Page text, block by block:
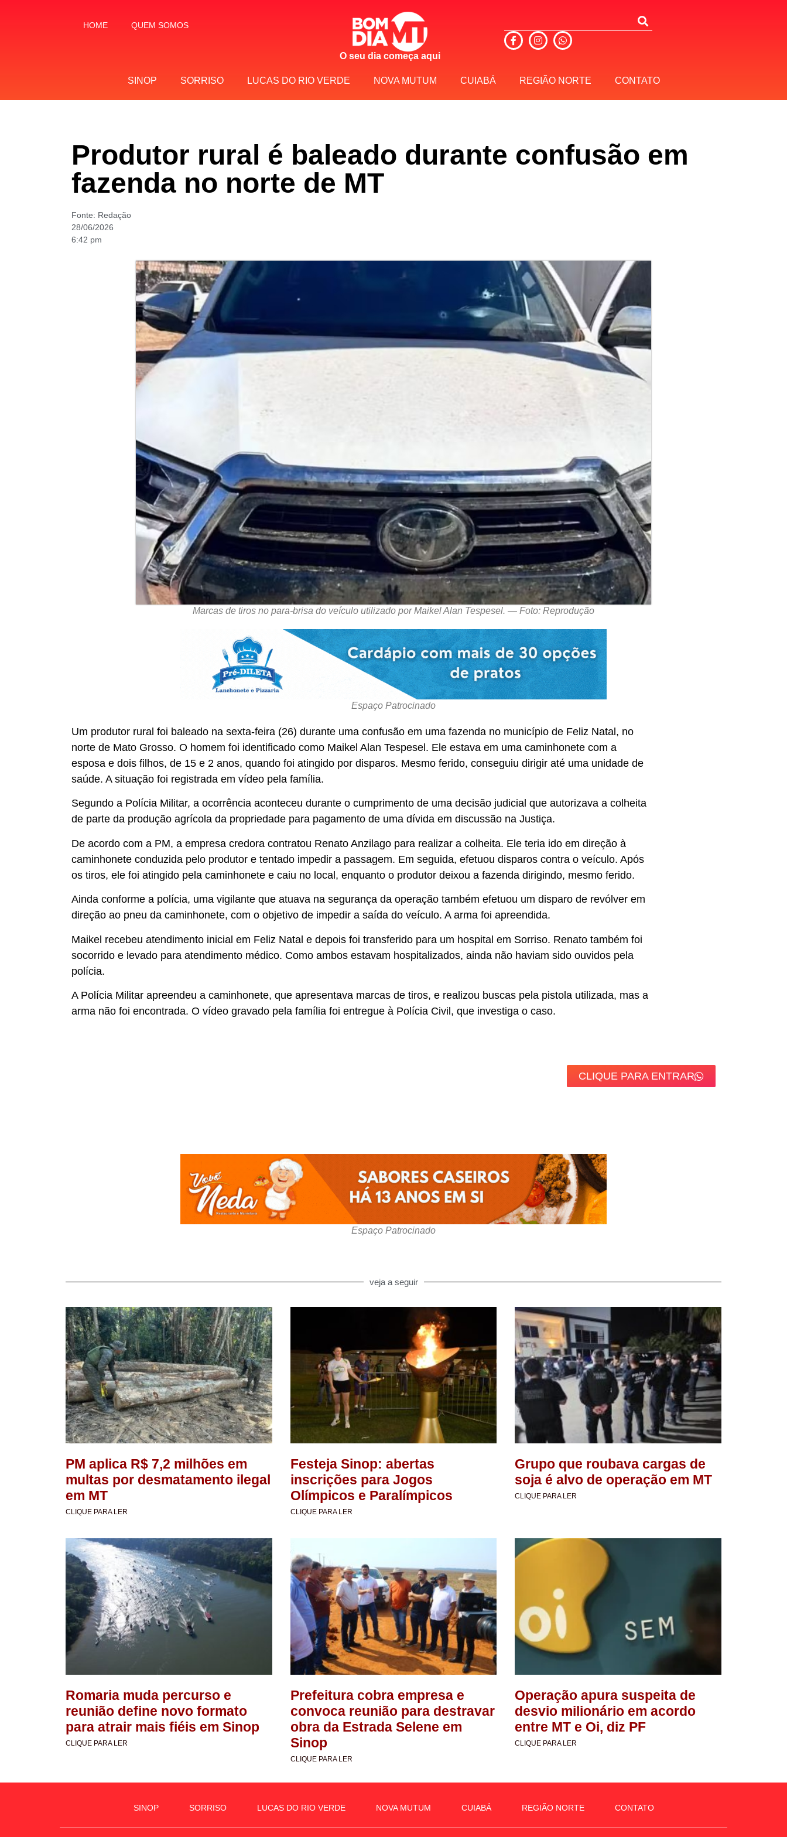
HOME QUEM SOMOS
O seu dia começa aqui
SINOP SORRISO LUCAS DO RIO VERDE NOVA MUTUM CUIABÁ REGIÃO NORTE CONTATO
Produtor rural é baleado durante confusão em
fazenda no norte de MT
Fonte: Redação
28/06/2026
6:42 pm
Marcas de tiros no para-brisa do veículo utilizado por Maikel Alan Tespesel. — Foto: Reprodução
Espaço Patrocinado
Um produtor rural foi baleado na sexta-feira (26) durante uma confusão em uma fazenda no município de Feliz Natal, no
norte de Mato Grosso. O homem foi identificado como Maikel Alan Tespesel. Ele estava em uma caminhonete com a
esposa e dois filhos, de 15 e 2 anos, quando foi atingido por disparos. Mesmo ferido, conseguiu dirigir até uma unidade de
saúde. A situação foi registrada em vídeo pela família.
Segundo a Polícia Militar, a ocorrência aconteceu durante o cumprimento de uma decisão judicial que autorizava a colheita
de parte da produção agrícola da propriedade para pagamento de uma dívida em discussão na Justiça.
De acordo com a PM, a empresa credora contratou Renato Anzilago para realizar a colheita. Ele teria ido em direção à
caminhonete conduzida pelo produtor e tentado impedir a passagem. Em seguida, efetuou disparos contra o veículo. Após
os tiros, ele foi atingido pela caminhonete e caiu no local, enquanto o produtor deixou a fazenda dirigindo, mesmo ferido.
Ainda conforme a polícia, uma vigilante que atuava na segurança da operação também efetuou um disparo de revólver em
direção ao pneu da caminhonete, com o objetivo de impedir a saída do veículo. A arma foi apreendida.
Maikel recebeu atendimento inicial em Feliz Natal e depois foi transferido para um hospital em Sorriso. Renato também foi
socorrido e levado para atendimento médico. Como ambos estavam hospitalizados, ainda não haviam sido ouvidos pela
polícia.
A Polícia Militar apreendeu a caminhonete, que apresentava marcas de tiros, e realizou buscas pela pistola utilizada, mas a
arma não foi encontrada. O vídeo gravado pela família foi entregue à Polícia Civil, que investiga o caso.
CLIQUE PARA ENTRAR
Espaço Patrocinado
veja a seguir
PM aplica R$ 7,2 milhões em
multas por desmatamento ilegal
em MT
CLIQUE PARA LER
Festeja Sinop: abertas
inscrições para Jogos
Olímpicos e Paralímpicos
CLIQUE PARA LER
Grupo que roubava cargas de
soja é alvo de operação em MT
CLIQUE PARA LER
Romaria muda percurso e
reunião define novo formato
para atrair mais fiéis em Sinop
CLIQUE PARA LER
Prefeitura cobra empresa e
convoca reunião para destravar
obra da Estrada Selene em
Sinop
CLIQUE PARA LER
Operação apura suspeita de
desvio milionário em acordo
entre MT e Oi, diz PF
CLIQUE PARA LER
SINOP SORRISO LUCAS DO RIO VERDE NOVA MUTUM CUIABÁ REGIÃO NORTE CONTATO